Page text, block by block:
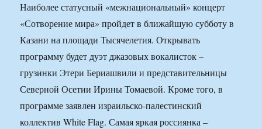
Наиболее статусный «межнациональный» концерт
«Сотворение мира» пройдет в ближайшую субботу в
Казани на площади Тысячелетия. Открывать
программу будет дуэт джазовых вокалисток –
грузинки Этери Бериашвили и представительницы
Северной Осетии Ирины Томаевой. Кроме того, в
программе заявлен израильско-палестинский
коллектив White Flag. Самая яркая россиянка –